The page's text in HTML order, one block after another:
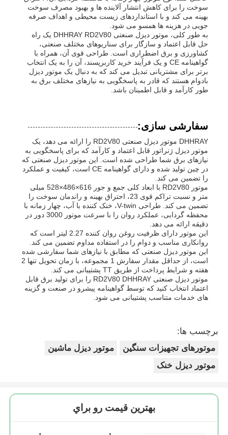
سوخت را برای کاهش انتشار آلاینده ها و بهبود مصرف سوخت
بهینه می کند و با استانداردهای زیست محیطی و اهداف صرفه
جویی در هزینه ها همسو می شود.
به طور کلی، موتور دیزل صنعتی DHHRAY RD2V80 یک راه
حل قابل اعتماد و سازگار برای سناریوهای مختلف صنعتی،
کشاورزی و برق اضطراری است. طراحی قوی آن، همراه با
گواهینامه CE و یک فرآیند خرید کاربرپسند، آن را به یک انتخاب
برتر برای مشتریانی تبدیل می کند که به دنبال یک موتور دیزل
بادوام هستند که قادر به پاسخگویی به نیازهای مختلف برق به
طور کارآمد و قابل اطمینان باشد.
سفارشی سازی:
DHHRAY موتور دیزل صنعتی RD2V80 را ارائه می دهد، یک
موتور دیزل ژنراتور قابل اعتماد و کارآمد که برای پاسخگویی به
نیازهای برق شما طراحی شده است. این موتور دیزل صنعتی که
در چین تولید شده و دارای گواهینامه CE است، کیفیت و عملکرد
را تضمین می کند.
موتور RD2V80 با ابعاد کلی جمع و جور 616×486×528 میلی
متر و نسبت تراکم قوی 23، احتراق بهینه و راندمان سوخت را
تضمین می کند. طراحی V-twin، خنک کننده با آب، چهار زمانه با
محفظه گردابی، عملکرد روان را با سرعت موتور 3000 دور در
دقیقه ارائه می دهد.
این موتور دارای ظرفیت روغن روان کننده 2.27 لیتر است که
روانکاری مناسب و دوام را در استفاده مداوم تضمین می کند.
این موتور دیزل صنعتی که مطابق با نیازهای شما سفارشی شده
است، از حداقل مقدار سفارش 1 مجموعه، با زمان تحویل تنها 2
هفته و شرایط پرداخت از طریق TT پشتیبانی می کند.
موتور دیزل صنعتی RD2V80 DHHRAY را برای تولید برق قابل
اعتماد انتخاب کنید که توسط گواهینامه پیشرو در صنعت و گزینه
های خدمات متناسب پشتیبانی می شود.
برچسب ها:
موتورهای تجهیزات سنگین
موتور دیزل ماشین
موتور دیزل خنک
بهترين قيمت رو براي